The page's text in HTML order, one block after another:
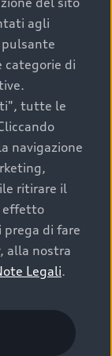
agli
categorie di
tutte le
navigazione
ritirare il
effetto
di fare
, alla nostra
Legali.
System
Invitiamo
Aziende della
e sul
trattativa - ed
distribuiti da